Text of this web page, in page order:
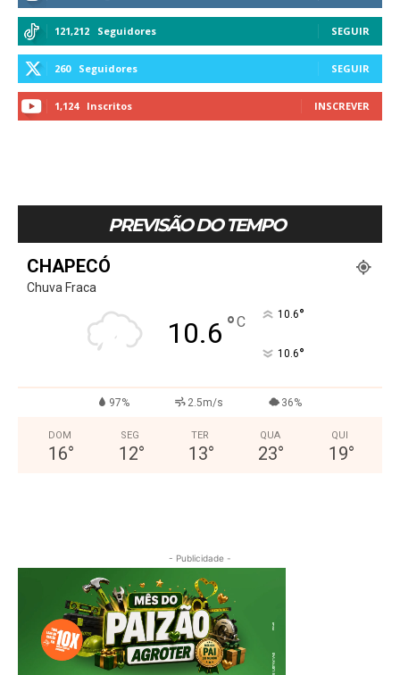
121,212 Seguidores SEGUIR
260 Seguidores SEGUIR
1,124 Inscritos INSCREVER
PREVISÃO DO TEMPO
CHAPECÓ
Chuva Fraca
10.6 °C 10.6°
10.6°
97% 2.5m/s 36%
DOM
16°
SEG
12°
TER
13°
QUA
23°
QUI
19°
- Publicidade -